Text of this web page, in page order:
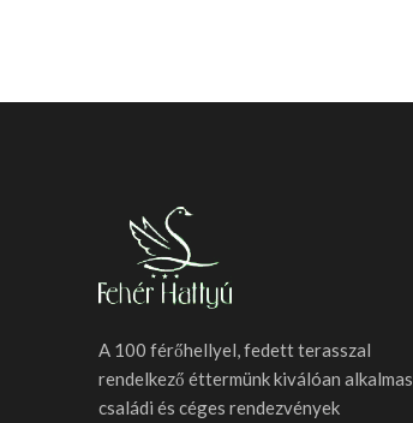
A 100 férőhellyel, fedett terasszal
rendelkező éttermünk kiválóan alkalmas
családi és céges rendezvények